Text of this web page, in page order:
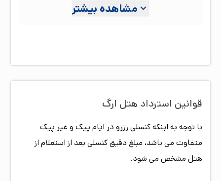
قوام بسیار کم می باشد. هتل ارگ با ۴۲ باب اتاق مجهز بهمشاهده بیشتر
قوانین استرداد هتل ارگ
با توجه به اینکه کنسلی رزرو در ایام پیک و غیر پیک
متفاوت می باشد، مبلغ دقیق کنسلی بعد از استعلام از
هتل مشخص می شود.